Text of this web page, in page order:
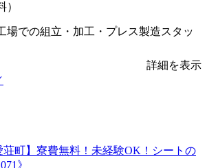
）
場での組立・加工・プレス製造スタッ
詳細を表示